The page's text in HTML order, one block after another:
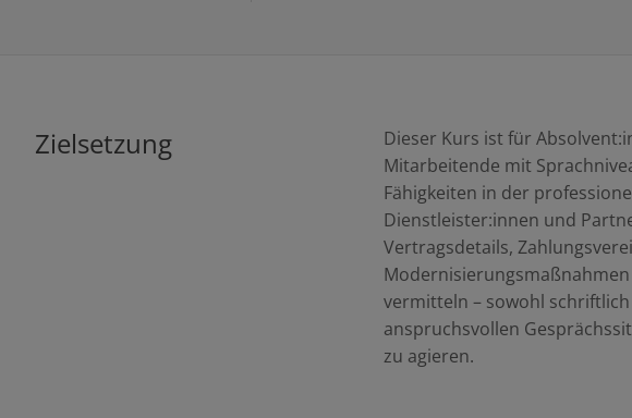
Zielsetzung
Dieser Kurs ist für
Mitarbeitende mit
Fähigkeiten in der
Dienstleister:innen und
Vertragsdetails,
vermitteln – sowohl
anspruchsvollen
zu agieren.